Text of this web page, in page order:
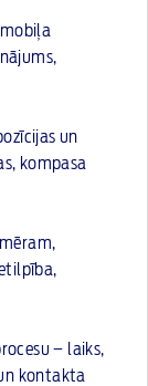
un
kompasa
– laiks,
kontakta